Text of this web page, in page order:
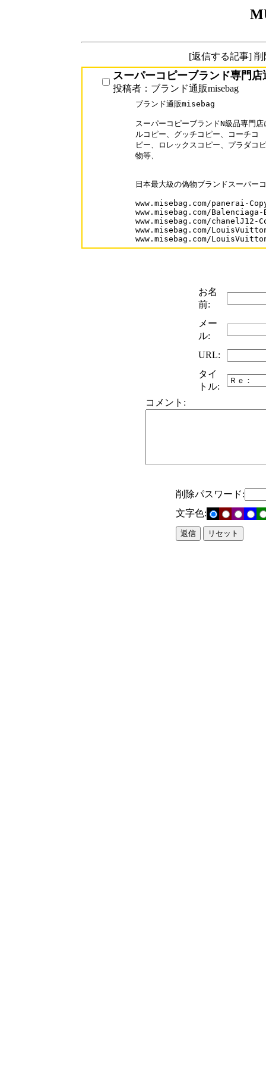
[返信する記事]
スーパーコピーブランド専門店
投稿者：ブランド通販misebag
ブランド通販misebag
スーパーコピーブランドN級品専門
ルコピー、グッチコピー、コーチコ
ピー、ロレックスコピー、プラダコ
物等、
日本最大級の偽物ブランドスーパー
www.misebag.com/panerai-
www.misebag.com/
www.misebag.com/chanelJ12-
www.misebag.com/
www.misebag.com/
お名
前:
メー
ル:
URL:
タイ
トル:
コメント:
削除パスワード:
文字色: